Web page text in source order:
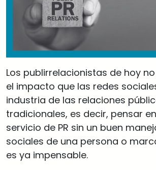
Los publirrelacionistas de hoy
el impacto que las redes
industria de las relaciones
tradicionales, es decir, pensar
servicio de PR sin un buen
sociales de una persona o
es ya impensable.